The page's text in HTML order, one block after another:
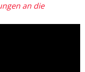
an die